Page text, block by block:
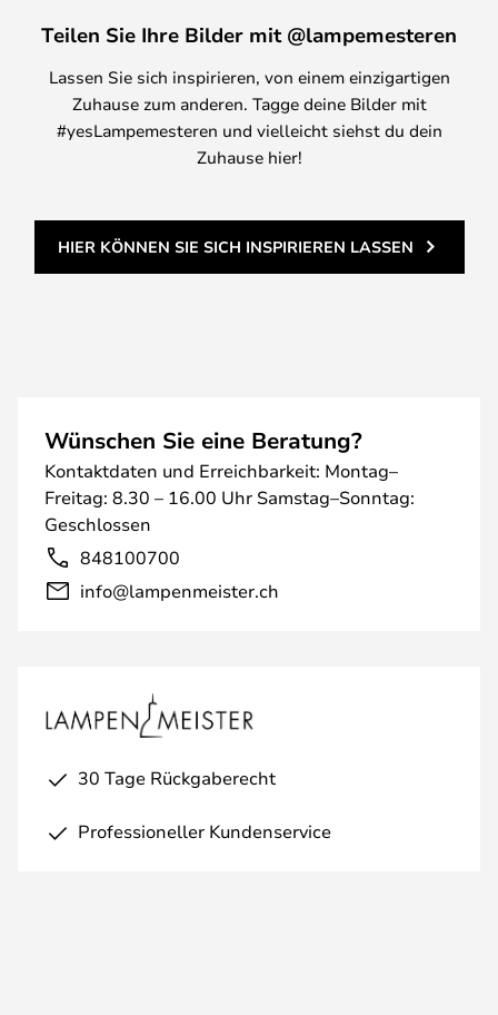
Teilen Sie Ihre Bilder mit @lampemesteren
Lassen Sie sich inspirieren, von einem einzigartigen
Zuhause zum anderen. Tagge deine Bilder mit
#yesLampemesteren und vielleicht siehst du dein
Zuhause hier!
HIER KÖNNEN SIE SICH INSPIRIEREN LASSEN
Wünschen Sie eine Beratung?
Kontaktdaten und Erreichbarkeit: Montag–
Freitag: 8.30 – 16.00 Uhr Samstag–Sonntag:
Geschlossen
848100700
info@lampenmeister.ch
30 Tage Rückgaberecht
Professioneller Kundenservice